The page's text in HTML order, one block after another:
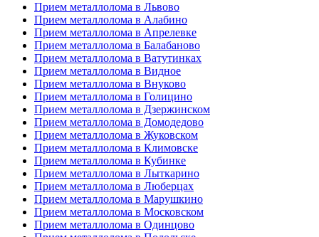
Прием металлолома в Львово
Прием металлолома в Алабино
Прием металлолома в Апрелевке
Прием металлолома в Балабаново
Прием металлолома в Ватутинках
Прием металлолома в Видное
Прием металлолома в Внуково
Прием металлолома в Голицино
Прием металлолома в Дзержинском
Прием металлолома в Домодедово
Прием металлолома в Жуковском
Прием металлолома в Климовске
Прием металлолома в Кубинке
Прием металлолома в Лыткарино
Прием металлолома в Люберцах
Прием металлолома в Марушкино
Прием металлолома в Московском
Прием металлолома в Одинцово